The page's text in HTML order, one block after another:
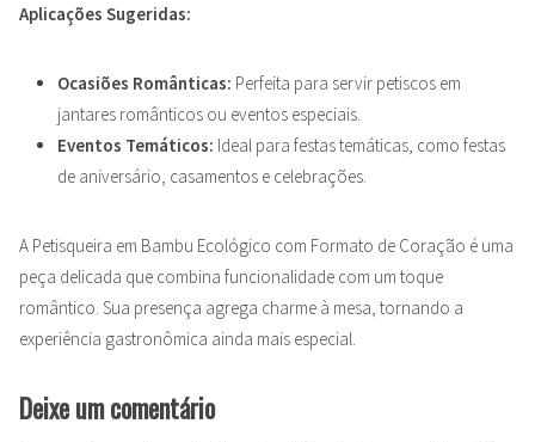
Aplicações Sugeridas:
Ocasiões Românticas: Perfeita para servir petiscos em
jantares românticos ou eventos especiais.
Eventos Temáticos: Ideal para festas temáticas, como festas
de aniversário, casamentos e celebrações.
A Petisqueira em Bambu Ecológico com Formato de Coração é uma
peça delicada que combina funcionalidade com um toque
romântico. Sua presença agrega charme à mesa, tornando a
experiência gastronômica ainda mais especial.
Deixe um comentário